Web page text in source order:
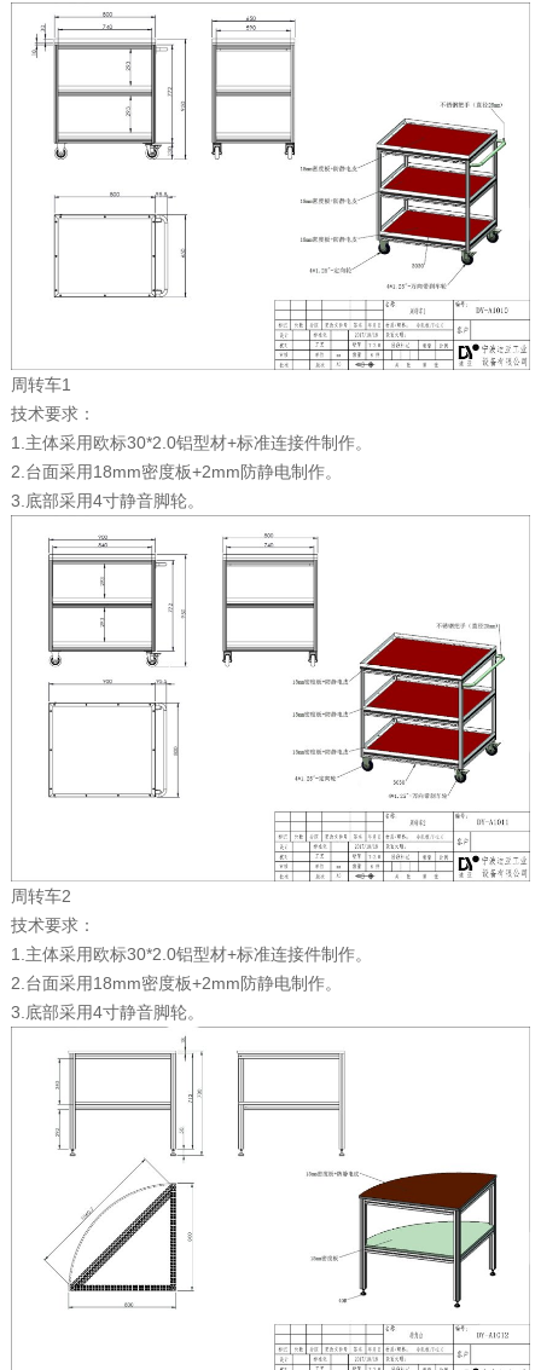
周转车1
技术要求：
1.主体采用欧标30*2.0铝型材+标准连接件制作。
2.台面采用18mm密度板+2mm防静电制作。
3.底部采用4寸静音脚轮。
周转车2
技术要求：
1.主体采用欧标30*2.0铝型材+标准连接件制作。
2.台面采用18mm密度板+2mm防静电制作。
3.底部采用4寸静音脚轮。